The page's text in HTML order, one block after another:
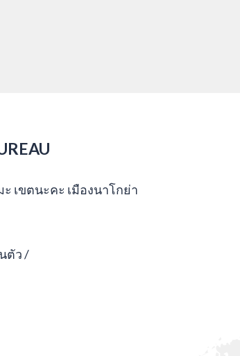
เขตนะคะ เมืองนาโกย่า
ตัว